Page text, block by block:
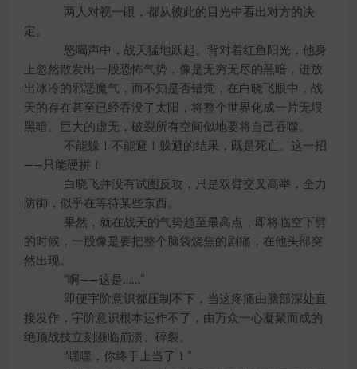
两人对视一眼，都从彼此的目光中看出对方的决
定。
怒喝声中，战天猛地跃起。背对着红鱼阳光，他身
上忽然散发出一股恐怖气势，像是无穷无尽的黑暗，迸放
出冰冷的邪恶魔气，而不知是否错觉，在白晓飞眼中，战
天的存在甚至已经吞没了太阳，将整个世界化成一片无垠
黑暗。巨大的虚无，破裂所有空间似地要将自己吞噬。
不能躲！不能避！躲避的结果，既是死亡。这一招
——只能硬拼！
白晓飞并没有试图反攻，只是双臂交叉高举，全力
防御，似乎在等待某些东西。
果然，就在战天的气势趋至最高点，即将临空下劈
的时候，一股像是要把整个脑袋烧焦的剧痛，在他头部突
然出现。
“啊——这是……”
即便宇阶意识都压制不下，当这疼痛由脑部深处直
接发作，宇阶意识根本运作不了，由万众一心凝聚而成的
绝顶战技立刻濒临崩溃、碎裂。
“嘿嘿，你终于上当了！”